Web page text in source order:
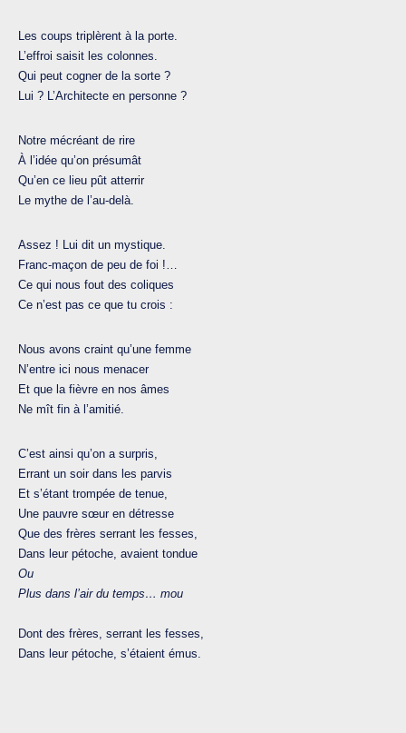
Les coups triplèrent à la porte.
L’effroi saisit les colonnes.
Qui peut cogner de la sorte ?
Lui ? L’Architecte en personne ?
Notre mécréant de rire
À l’idée qu’on présumât
Qu’en ce lieu pût atterrir
Le mythe de l’au-delà.
Assez ! Lui dit un mystique.
Franc-maçon de peu de foi !…
Ce qui nous fout des coliques
Ce n’est pas ce que tu crois :
Nous avons craint qu’une femme
N’entre ici nous menacer
Et que la fièvre en nos âmes
Ne mît fin à l’amitié.
C’est ainsi qu’on a surpris,
Errant un soir dans les parvis
Et s’étant trompée de tenue,
Une pauvre sœur en détresse
Que des frères serrant les fesses,
Dans leur pétoche, avaient tondue
Ou
Plus dans l’air du temps… mou
Dont des frères, serrant les fesses,
Dans leur pétoche, s’étaient émus.